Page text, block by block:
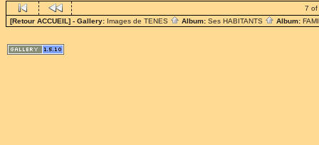
7 of
[Retour ACCUEIL] - Gallery: Images de TENES Album: Ses HABITANTS Album: